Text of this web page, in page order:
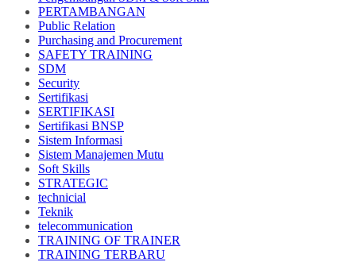
PERTAMBANGAN
Public Relation
Purchasing and Procurement
SAFETY TRAINING
SDM
Security
Sertifikasi
SERTIFIKASI
Sertifikasi BNSP
Sistem Informasi
Sistem Manajemen Mutu
Soft Skills
STRATEGIC
technicial
Teknik
telecommunication
TRAINING OF TRAINER
TRAINING TERBARU